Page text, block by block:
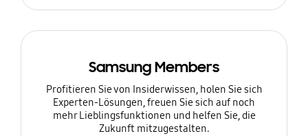
Samsung Members
Profitieren Sie von Insiderwissen, holen Sie sich
Experten-Lösungen, freuen Sie sich auf noch
mehr Lieblingsfunktionen und helfen Sie, die
Zukunft mitzugestalten.